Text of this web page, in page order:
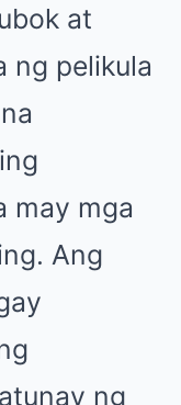
at
ng pelikula
may mga
Ang
ng